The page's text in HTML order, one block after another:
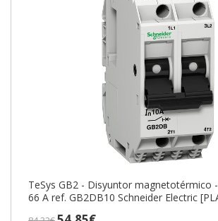
TeSys GB2 - Disyuntor magnetotérmico
66 A ref. GB2DB10 Schneider Electric